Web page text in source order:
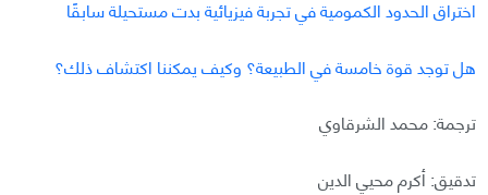
اختراق الحدود الكمومية في تجربة فيزيائية بدت مستحيلة سابقًا
هل توجد قوة خامسة في الطبيعة؟ وكيف يمكننا اكتشاف ذلك؟
ترجمة: محمد الشرقاوي
تدقيق: أكرم محيي الدين